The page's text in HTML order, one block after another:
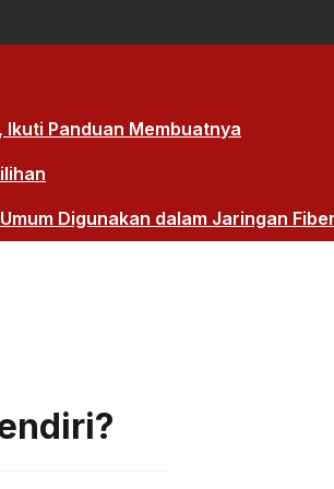
Ikuti Panduan Membuatnya
Digunakan dalam Jaringan